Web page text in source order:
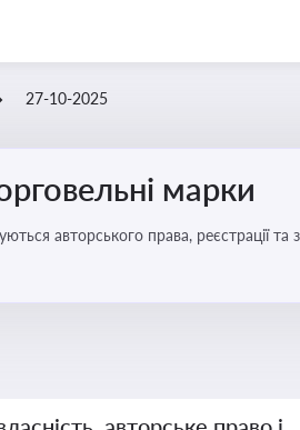
27-10-2025
марки
авторського права, реєстрації та
у цій сфері